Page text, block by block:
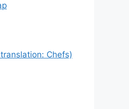
Chefs)